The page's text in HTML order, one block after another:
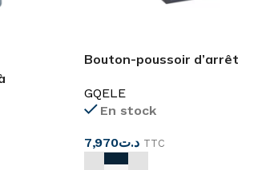
Bouton-poussoir d’arrêt
GQELE
En stock
د.ت7,970 TTC